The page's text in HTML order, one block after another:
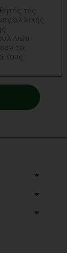
της
τα
!